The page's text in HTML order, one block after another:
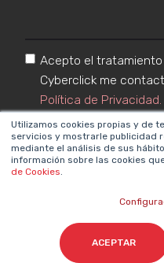
Utilizamos cookies propias y de
servicios y mostrarle publicidad
mediante el análisis de sus
información sobre las cookies
de Cookies.
ACEPTAR
Acepto el
Cyberclick me
Política de Privacidad.
Cyberclick @ 2026.